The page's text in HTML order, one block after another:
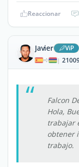
Reaccionar
Javier ViP
|
Falcon
Hola,
trabajar
obtener
trabajo.